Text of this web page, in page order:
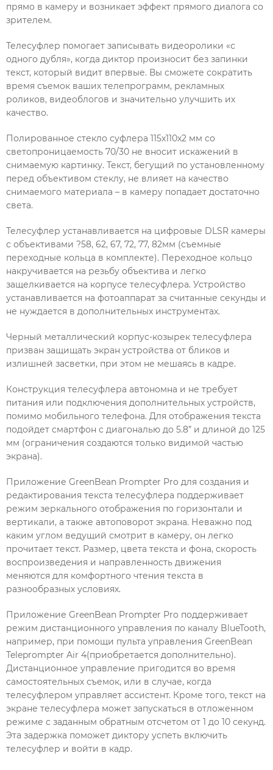
прямо в камеру и возникает эффект прямого диалога со
зрителем.
Телесуфлер помогает записывать видеоролики «с
одного дубля», когда диктор произносит без запинки
текст, который видит впервые. Вы сможете сократить
время съемок ваших телепрограмм, рекламных
роликов, видеоблогов и значительно улучшить их
качество.
Полированное стекло суфлера 115х110х2 мм со
светопроницаемость 70/30 не вносит искажений в
снимаемую картинку. Текст, бегущий по установленному
перед объективом стеклу, не влияет на качество
снимаемого материала – в камеру попадает достаточно
света.
Телесуфлер устанавливается на цифровые DLSR камеры
с объективами ?58, 62, 67, 72, 77, 82мм (съемные
переходные кольца в комплекте). Переходное кольцо
накручивается на резьбу объектива и легко
защелкивается на корпусе телесуфлера. Устройство
устанавливается на фотоаппарат за считанные секунды и
не нуждается в дополнительных инструментах.
Черный металлический корпус-козырек телесуфлера
призван защищать экран устройства от бликов и
излишней засветки, при этом не мешаясь в кадре.
Конструкция телесуфлера автономна и не требует
питания или подключения дополнительных устройств,
помимо мобильного телефона. Для отображения текста
подойдет смартфон с диагональю до 5.8” и длиной до 125
мм (ограничения создаются только видимой частью
экрана).
Приложение GreenBean Prompter Pro для создания и
редактирования текста телесуфлера поддерживает
режим зеркального отображения по горизонтали и
вертикали, а также автоповорот экрана. Неважно под
каким углом ведущий смотрит в камеру, он легко
прочитает текст. Размер, цвета текста и фона, скорость
воспроизведения и направленность движения
меняются для комфортного чтения текста в
разнообразных условиях.
Приложение GreenBean Prompter Pro поддерживает
режим дистанционного управления по каналу BlueTooth,
например, при помощи пульта управления GreenBean
Teleprompter Air 4(приобретается дополнительно).
Дистанционное управление пригодится во время
самостоятельных съемок, или в случае, когда
телесуфлером управляет ассистент. Кроме того, текст на
экране телесуфлера может запускаться в отложенном
режиме с заданным обратным отсчетом от 1 до 10 секунд.
Эта задержка поможет диктору успеть включить
телесуфлер и войти в кадр.